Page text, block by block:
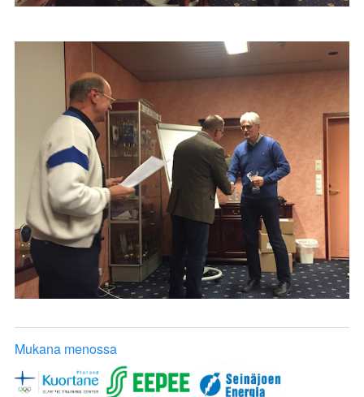
Mukana menossa